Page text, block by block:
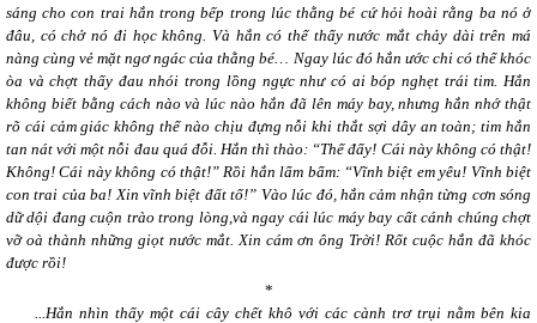
sáng cho con trai hắn trong bếp trong lúc thằng bé cứ hỏi hoài rằng ba nó ở
đâu, có chở nó đi học không. Và hắn có thể thấy nước mắt chảy dài trên má
nàng cùng vẻ mặt ngơ ngác của thằng bé… Ngay lúc đó hắn ước chi có thể khóc
òa và chợt thấy đau nhói trong lồng ngực như có ai bóp nghẹt trái tim. Hắn
không biết bằng cách nào và lúc nào hắn đã lên máy bay, nhưng hắn nhớ thật
rõ cái cảm giác không thể nào chịu đựng nỗi khi thắt sợi dây an toàn; tim hắn
tan nát với một nỗi đau quá đỗi. Hắn thì thào: “Thế đấy! Cái này không có thật!
Không! Cái này không có thật!” Rồi hắn lẩm bẩm: “Vĩnh biệt em yêu! Vĩnh biệt
con trai của ba! Xin vĩnh biệt đất tổ!” Vào lúc đó, hắn cảm nhận từng cơn sóng
dữ dội đang cuộn trào trong lòng,và ngay cái lúc máy bay cất cánh chúng chợt
vỡ oà thành những giọt nước mắt. Xin cám ơn ông Trời! Rốt cuộc hắn đã khóc
được rồi!
*
...Hắn nhìn thấy một cái cây chết khô với các cành trơ trụi nằm bên kia